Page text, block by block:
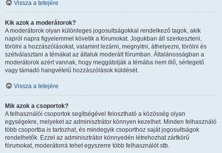
Vissza a tetejére
Kik azok a moderátorok?
A moderátorok olyan különleges jogosultságokkal rendelkező tagok, akik
napról napra figyelemmel követik a fórumokat. Jogukban áll szerkeszteni,
törölni a hozzászólásokat, valamint lezárni, megnyitni, áthelyezni, törölni és
szétválasztani a témákat az általuk moderált fórumban. Általánosságban a
moderátorok azért vannak, hogy meggátolják a témába nem illő, sértegető
vagy támadó hangvételű hozzászólások küldését.
Vissza a tetejére
Mik azok a csoportok?
A felhasználói csoportok segítségével felosztható a közösség olyan
egységekre, melyeket az adminisztrátor könnyen kezelhet. Minden felhasználó
több csoportba is tartozhat, és mindegyik csoporthoz saját jogosultságok
rendelhetők. Ezzel az adminisztrátor könnyedén létrehozhat zártkörű
fórumokat, moderátorrá tehet egyszerre több felhasználót stb.